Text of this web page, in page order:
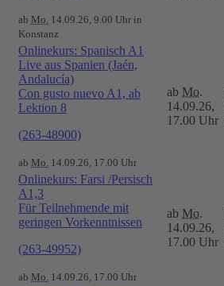
ab Mo. 14.09.26, 9.00 Uhr in
Konstanz
Onlinekurs: Spanisch A1
Live aus Spanien (Jaén,
Andalucía)
Con gusto nuevo A1, ab
Lektion 8
(263-48900)
ab Mo. 14.09.26, 17.00 Uhr
ab Mo.
14.09.26,
17.00 Uhr
Onlinekurs: Farsi /Persisch
A1,3
Für Teilnehmende mit
geringen Vorkenntnissen
(263-49952)
ab Mo. 14.09.26, 17.00 Uhr
ab Mo.
14.09.26,
17.00 Uhr